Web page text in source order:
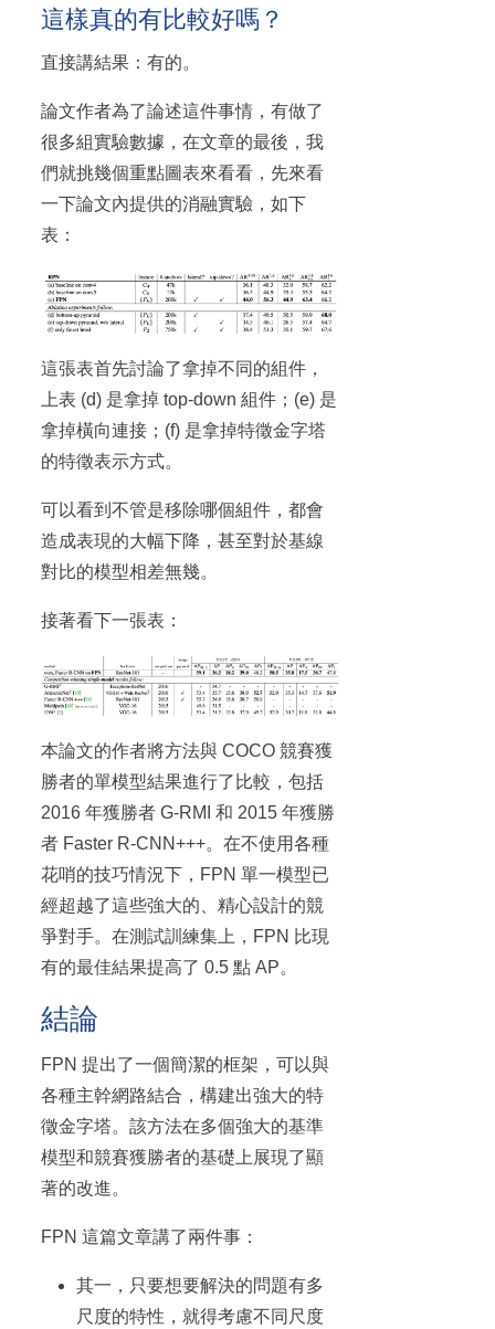
這樣真的有比較好嗎？
直接講結果：有的。
論文作者為了論述這件事情，有做了
很多組實驗數據，在文章的最後，我
們就挑幾個重點圖表來看看，先來看
一下論文內提供的消融實驗，如下
表：
這張表首先討論了拿掉不同的組件，
上表 (d) 是拿掉 top-down 組件；(e) 是
拿掉橫向連接；(f) 是拿掉特徵金字塔
的特徵表示方式。
可以看到不管是移除哪個組件，都會
造成表現的大幅下降，甚至對於基線
對比的模型相差無幾。
接著看下一張表：
本論文的作者將方法與 COCO 競賽獲
勝者的單模型結果進行了比較，包括
2016 年獲勝者 G-RMI 和 2015 年獲勝
者 Faster R-CNN+++。在不使用各種
花哨的技巧情況下，FPN 單一模型已
經超越了這些強大的、精心設計的競
爭對手。在測試訓練集上，FPN 比現
有的最佳結果提高了 0.5 點 AP。
結論
FPN 提出了一個簡潔的框架，可以與
各種主幹網路結合，構建出強大的特
徵金字塔。該方法在多個強大的基準
模型和競賽獲勝者的基礎上展現了顯
著的改進。
FPN 這篇文章講了兩件事：
其一，只要想要解決的問題有多
尺度的特性，就得考慮不同尺度